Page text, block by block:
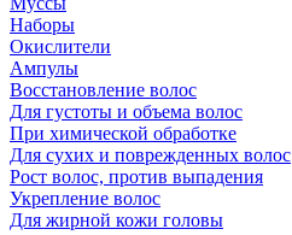
Наборы
Окислители
Ампулы
Восстановление волос
Для густоты и объема волос
При химической обработке
Для сухих и поврежденных волос
Рост волос, против выпадения
Укрепление волос
Для жирной кожи головы